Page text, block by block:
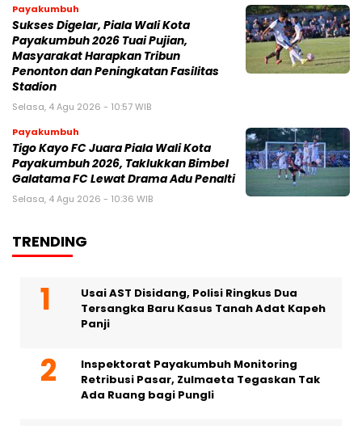
Payakumbuh
Sukses Digelar, Piala Wali Kota
Payakumbuh 2026 Tuai Pujian,
Masyarakat Harapkan Tribun
Penonton dan Peningkatan Fasilitas
Stadion
Selasa, 4 Agu 2026 - 10:57 WIB
Payakumbuh
Tigo Kayo FC Juara Piala Wali Kota
Payakumbuh 2026, Taklukkan Bimbel
Galatama FC Lewat Drama Adu Penalti
Selasa, 4 Agu 2026 - 10:36 WIB
TRENDING
Usai AST Disidang, Polisi Ringkus Dua
Tersangka Baru Kasus Tanah Adat Kapeh
Panji
Inspektorat Payakumbuh Monitoring
Retribusi Pasar, Zulmaeta Tegaskan Tak
Ada Ruang bagi Pungli